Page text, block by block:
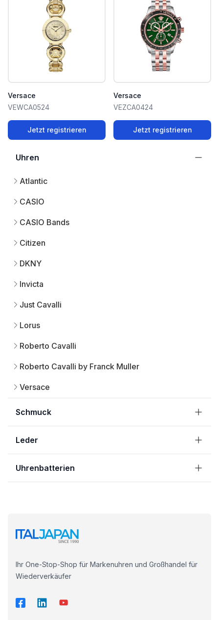
Uhren
Atlantic
CASIO
CASIO Bands
Citizen
DKNY
Invicta
Just Cavalli
Lorus
Roberto Cavalli
Roberto Cavalli by Franck Muller
Versace
Schmuck
Leder
Uhrenbatterien
Versace
VEWCA0524
Jetzt registrieren
Versace
VEZCA0424
Jetzt registrieren
Ihr One-Stop-Shop für Markenuhren und Großhandel für
Wiederverkäufer